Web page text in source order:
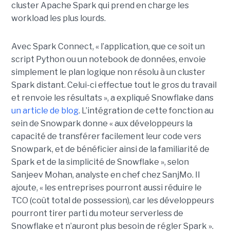
cluster Apache Spark qui prend en charge les
workload les plus lourds.
Avec Spark Connect, « l’application, que ce soit un
script Python ou un notebook de données, envoie
simplement le plan logique non résolu à un cluster
Spark distant. Celui-ci effectue tout le gros du travail
et renvoie les résultats », a expliqué Snowflake dans
un article de blog. L’intégration de cette fonction au
sein de Snowpark donne « aux développeurs la
capacité de transférer facilement leur code vers
Snowpark, et de bénéficier ainsi de la familiarité de
Spark et de la simplicité de Snowflake », selon
Sanjeev Mohan, analyste en chef chez SanjMo. Il
ajoute, « les entreprises pourront aussi réduire le
TCO (coût total de possession), car les développeurs
pourront tirer parti du moteur serverless de
Snowflake et n’auront plus besoin de régler Spark ».